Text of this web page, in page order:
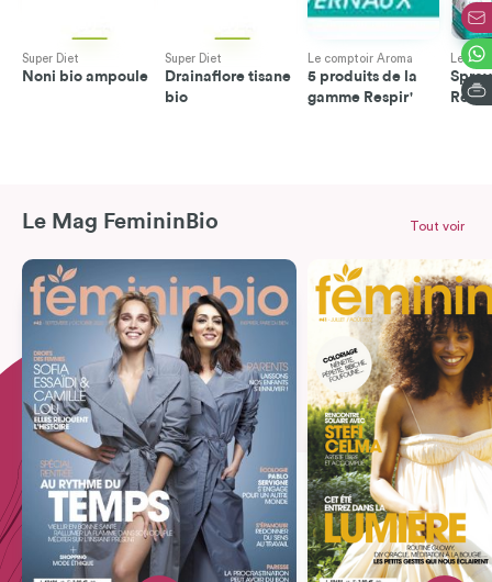
Super Diet
Noni bio ampoule
Super Diet
Drainaflore tisane
bio
Le comptoir Aroma
5 produits de la
gamme Respir'
Le
Le Mag FemininBio Tout voir